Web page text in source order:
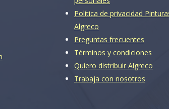
Política de privacidad
Algreco
Preguntas frecuentes
Términos y condiciones
Quiero distribuir Algreco
Trabaja con nosotros